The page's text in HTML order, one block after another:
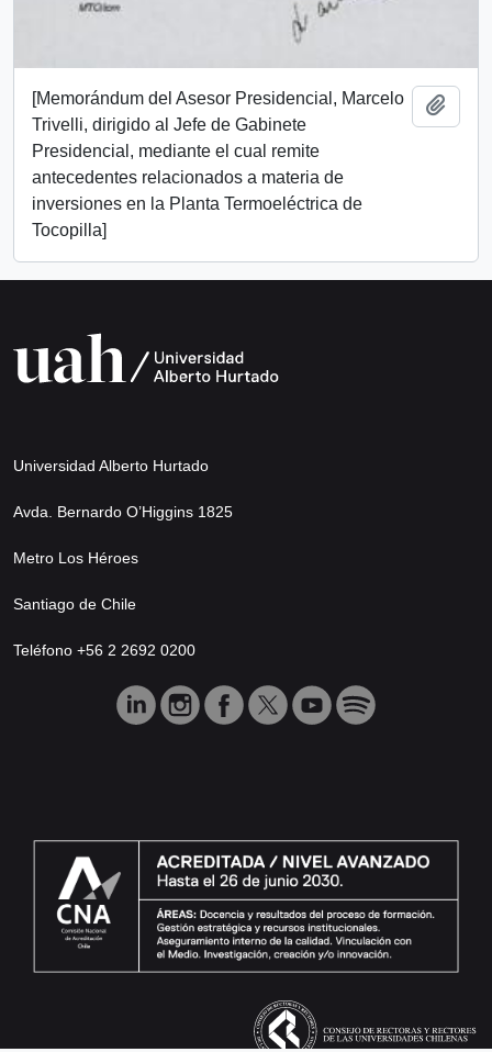
[Memorándum del Asesor Presidencial, Marcelo
Trivelli, dirigido al Jefe de Gabinete
Presidencial, mediante el cual remite
antecedentes relacionados a materia de
inversiones en la Planta Termoeléctrica de
Tocopilla]
Universidad Alberto Hurtado
Avda. Bernardo O’Higgins 1825
Metro Los Héroes
Santiago de Chile
Teléfono +56 2 2692 0200